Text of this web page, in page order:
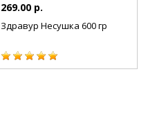
269.00 р.
Здравур Несушка 600 гр